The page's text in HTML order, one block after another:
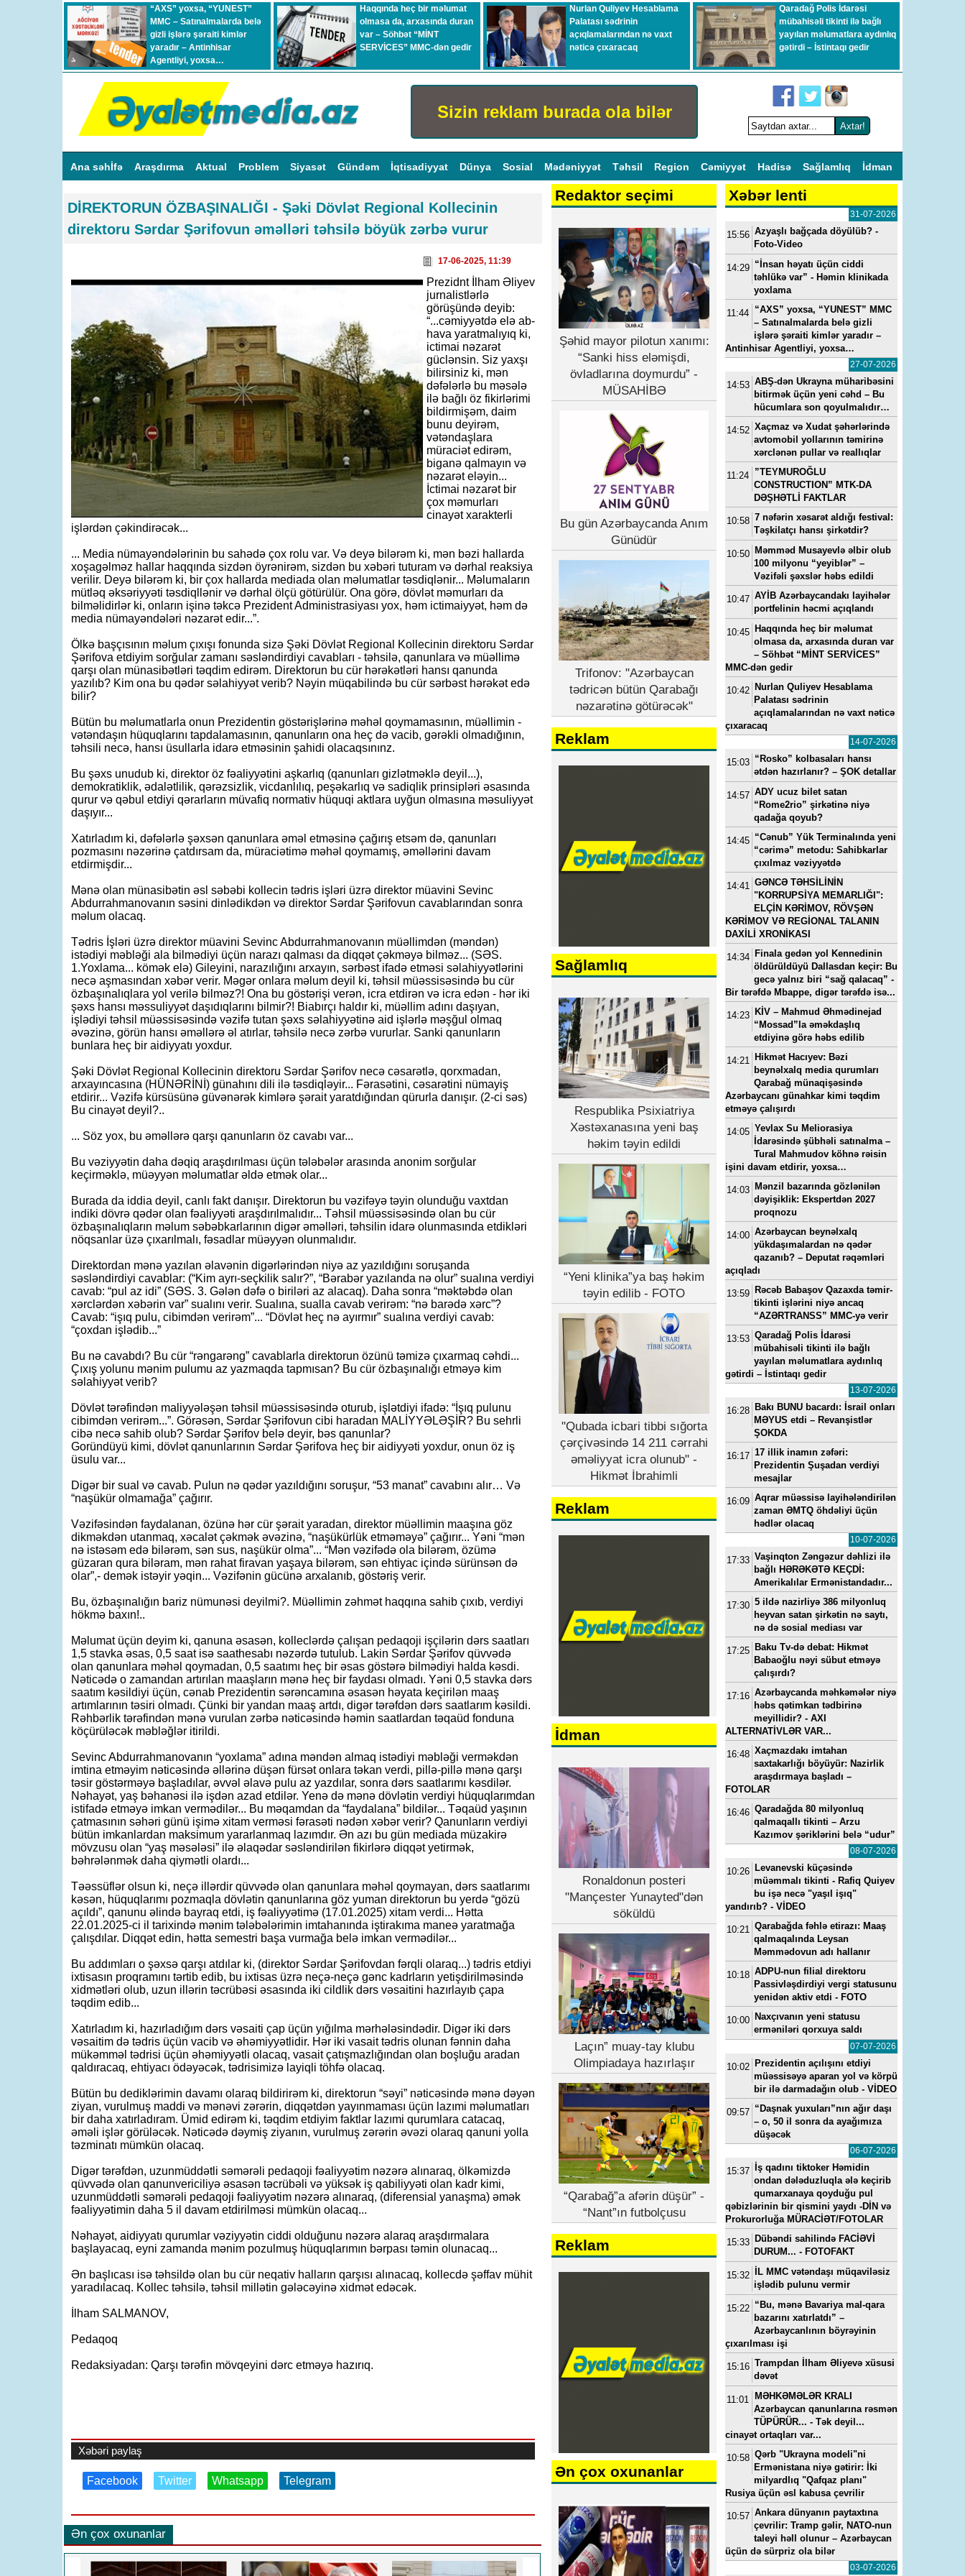
“AXS” yoxsa, “YUNEST”
MMC – Satınalmalarda belə
gizli işlərə şəraiti kimlər
yaradır – Antinhisar
Agentliyi, yoxsa…
Haqqında heç bir məlumat
olmasa da, arxasında duran
var – Söhbət “MİNT
SERVİCES” MMC-dən gedir
Nurlan Quliyev Hesablama
Palatası sədrinin
açıqlamalarından nə vaxt
nəticə çıxaracaq
Qaradağ Polis İdarəsi
mübahisəli tikinti ilə bağlı
yayılan məlumatlara aydınlıq
gətirdi – İstintaqı gedir
Sizin reklam burada ola bilər
Ana səhİfə Araşdırma Aktual Problem Siyasət Gündəm İqtisadiyyat Dünya Sosial Mədəniyyət Təhsil Region Cəmiyyət Hadisə Sağlamlıq İdman
DİREKTORUN ÖZBAŞINALIĞI - Şəki Dövlət Regional Kollecinin
direktoru Sərdar Şərifovun əməlləri təhsilə böyük zərbə vurur
17-06-2025, 11:39
Prezidnt İlham Əliyev
jurnalistlərlə
görüşündə deyib:
“...cəmiyyətdə elə ab-
hava yaratmalıyıq ki,
ictimai nəzarət
güclənsin. Siz yaxşı
bilirsiniz ki, mən
dəfələrlə bu məsələ
ilə bağlı öz fikirlərimi
bildirmişəm, daim
bunu deyirəm,
vətəndaşlara
müraciət edirəm,
biganə qalmayın və
nəzarət eləyin...
İctimai nəzarət bir
çox məmurları
cinayət xarakterli
işlərdən çəkindirəcək...
... Media nümayəndələrinin bu sahədə çox rolu var. Və deyə bilərəm ki, mən bəzi hallarda
xoşagəlməz hallar haqqında sizdən öyrənirəm, sizdən bu xəbəri tuturam və dərhal reaksiya
verilir. Deyə bilərəm ki, bir çox hallarda mediada olan məlumatlar təsdiqlənir... Məlumaların
mütləq əksəriyyəti təsdiqllənir və dərhal ölçü götürülür. Ona görə, dövlət məmurları da
bilməlidirlər ki, onların işinə təkcə Prezident Administrasiyası yox, həm ictimaiyyət, həm də
media nümayəndələri nəzarət edir...”.
Ölkə başçısının məlum çıxışı fonunda sizə Şəki Dövlət Regional Kollecinin direktoru Sərdar
Şərifova etdiyim sorğular zamanı səsləndirdiyi cavabları - təhsilə, qanunlara və müəllimə
qarşı olan münasibətləri təqdim edirəm. Direktorun bu cür hərəkətləri hansı qanunda
yazılıb? Kim ona bu qədər səlahiyyət verib? Nəyin müqabilində bu cür sərbəst hərəkət edə
bilir?
Bütün bu məlumatlarla onun Prezidentin göstərişlərinə məhəl qoymamasının, müəllimin -
vətəndaşın hüquqlarını tapdalamasının, qanunların ona heç də vacib, gərəkli olmadığının,
təhsili necə, hansı üsullarla idarə etməsinin şahidi olacaqsınınz.
Bu şəxs unudub ki, direktor öz fəaliyyətini aşkarlıq (qanunları gizlətməklə deyil...),
demokratiklik, ədalətlilik, qərəzsizlik, vicdanlılıq, peşəkarlıq və sadiqlik prinsipləri əsasında
qurur və qəbul etdiyi qərarların müvafiq normativ hüquqi aktlara uyğun olmasına məsuliyyət
daşıyır...
Xatırladım ki, dəfələrlə şəxsən qanunlara əməl etməsinə çağırış etsəm də, qanunları
pozmasını nəzərinə çatdırsam da, müraciətimə məhəl qoymamış, əməllərini davam
etdirmişdir...
Mənə olan münasibətin əsl səbəbi kollecin tədris işləri üzrə direktor müavini Sevinc
Abdurrahmanovanın səsini dinlədikdən və direktor Sərdar Şərifovun cavablarından sonra
məlum olacaq.
Tədris İşləri üzrə direktor müavini Sevinc Abdurrahmanovanın müəllimdən (məndən)
istədiyi məbləği ala bilmədiyi üçün narazı qalması da diqqət çəkməyə bilməz... (SƏS.
1.Yoxlama... kömək elə) Gileyini, narazılığını arxayın, sərbəst ifadə etməsi səlahiyyətlərini
necə aşmasından xəbər verir. Məgər onlara məlum deyil ki, təhsil müəssisəsində bu cür
özbaşınalıqlara yol verilə bilməz?! Ona bu göstərişi verən, icra etdirən və icra edən - hər iki
şəxs hansı məssuliyyət daşıdıqlarını bilmir?! Biabırçı haldır ki, müəllim adını daşıyan,
işlədiyi təhsil müəssisəsində vəzifə tutan şəxs səlahiyyətinə aid işlərlə məşğul olmaq
əvəzinə, görün hansı əməllərə əl atırlar, təhsilə necə zərbə vururlar. Sanki qanunların
bunlara heç bir aidiyyatı yoxdur.
Şəki Dövlət Regional Kollecinin direktoru Sərdar Şərifov necə cəsarətlə, qorxmadan,
arxayıncasına (HÜNƏRİNİ) günahını dili ilə təsdiqləyir... Fərasətini, cəsarətini nümayiş
etdirir... Vəzifə kürsüsünə güvənərək kimlərə şərait yaratdığından qürurla danışır. (2-ci səs)
Bu cinayət deyil?..
... Söz yox, bu əməllərə qarşı qanunların öz cavabı var...
Bu vəziyyətin daha dəqiq araşdırılması üçün tələbələr arasında anonim sorğular
keçirməklə, müəyyən məlumatlar əldə etmək olar...
Burada da iddia deyil, canlı fakt danışır. Direktorun bu vəzifəyə təyin olunduğu vaxtdan
indiki dövrə qədər olan fəaliyyəti araşdırılmalıdır... Təhsil müəssisəsində olan bu cür
özbaşınalıqların məlum səbəbkarlarının digər əməlləri, təhsilin idarə olunmasında etdikləri
nöqsanlar üzə çıxarılmalı, fəsadlar müəyyən olunmalıdır.
Direktordan mənə yazılan əlavənin digərlərindən niyə az yazıldığını soruşanda
səsləndirdiyi cavablar: (“Kim ayrı-seçkilik salır?”, “Bərabər yazılanda nə olur” sualına verdiyi
cavab: “pul az idi” (SƏS. 3. Gələn dəfə o biriləri az alacaq). Daha sonra “məktəbdə olan
xərclərdən xəbərin var” sualını verir. Sualına, sualla cavab verirəm: “nə barədə xərc”?
Cavab: “işıq pulu, cibimdən verirəm”... “Dövlət heç nə ayırmır” sualına verdiyi cavab:
“çoxdan işlədib...”
Bu nə cavabdı? Bu cür “rəngarəng” cavablarla direktorun özünü təmizə çıxarmaq cəhdi...
Çıxış yolunu mənim pulumu az yazmaqda tapmısan? Bu cür özbaşınalığı etməyə kim
səlahiyyət verib?
Dövlət tərəfindən maliyyələşən təhsil müəssisəsində oturub, işlətdiyi ifadə: “İşıq pulunu
cibimdən verirəm...”. Görəsən, Sərdar Şərifovun cibi haradan MALİYYƏLƏŞİR? Bu sehrli
cibə necə sahib olub? Sərdar Şərifov belə deyir, bəs qanunlar?
Goründüyü kimi, dövlət qanunlarının Sərdar Şərifova heç bir aidiyyəti yoxdur, onun öz iş
üsulu var...
Digər bir sual və cavab. Pulun nə qədər yazıldığını soruşur, “53 manat” cavabını alır… Və
“naşükür olmamağa” çağırır.
Vəzifəsindən faydalanan, özünə hər cür şərait yaradan, direktor müəllimin maaşına göz
dikməkdən utanmaq, xəcalət çəkmək əvəzinə, “naşükürlük etməməyə” çağırır... Yəni “mən
nə istəsəm edə bilərəm, sən sus, naşükür olma”... “Mən vəzifədə ola bilərəm, özümə
güzaran qura biləram, mən rahat firavan yaşaya bilərəm, sən ehtiyac içində sürünsən də
olar”,- demək istəyir yəqin... Vəzifənin gücünə arxalanıb, göstəriş verir.
Bu, özbaşınalığın bariz nümunəsi deyilmi?. Müəllimin zəhmət haqqına sahib çıxıb, verdiyi
hökmə baxın!..
Məlumat üçün deyim ki, qanuna əsasən, kolleclərdə çalışan pedaqoji işçilərin dərs saatları
1,5 stavka əsas, 0,5 saat isə saathesabı nəzərdə tutulub. Lakin Sərdar Şərifov qüvvədə
olan qanunlara məhəl qoymadan, 0,5 saatımı heç bir əsas göstərə bilmədiyi halda kəsdi.
Nəticədə o zamandan artırılan maaşların mənə heç bir faydası olmadı. Yəni 0,5 stavka dərs
saatım kəsildiyi üçün, cənab Prezidentin sərəncamına əsasən həyata keçirilən maaş
artımlarının təsiri olmadı. Çünki bir yandan maaş artdı, digər tərəfdən dərs saatlarım kəsildi.
Rəhbərlik tərəfindən mənə vurulan zərbə nəticəsində həmin saatlardan təqaüd fonduna
köçürüləcək məbləğlər itirildi.
Sevinc Abdurrahmanovanın “yoxlama” adına məndən almaq istədiyi məbləği verməkdən
imtina etməyim nəticəsində əllərinə düşən fürsət onlara təkan verdi, pillə-pillə mənə qarşı
təsir göstərməyə başladılar, əvvəl əlavə pulu az yazdılar, sonra dərs saatlarımı kəsdilər.
Nəhayət, yaş bəhanəsi ilə işdən azad etdilər. Yenə də mənə dövlətin verdiyi hüquqlarımdan
istifadə etməyə imkan vermədilər... Bu məqamdan da “faydalana” bildilər... Təqaüd yaşının
çatmasının səhəri günü işimə xitam verməsi fərasəti nədən xəbər verir? Qanunların verdiyi
bütün imkanlardan maksimum yararlanmaq lazımdır. Ən azı bu gün mediada müzakirə
mövzusu olan “yaş məsələsi” ilə əlaqədar səsləndirilən fikirlərə diqqət yetirmək,
bəhrələnmək daha qiymətli olardı...
Təəssüflər olsun ki, neçə illərdir qüvvədə olan qanunlara məhəl qoymayan, dərs saatlarımı
kəsən, hüquqlarımı pozmaqla dövlətin qanunlarına göz yuman direktorun bu yerdə “gözü
açıldı”, qanunu əlində bayraq etdi, iş fəaliyyətimə (17.01.2025) xitam verdi... Hətta
22.01.2025-ci il tarixində mənim tələbələrimin imtahanında iştirakıma maneə yaratmağa
çalışdılar. Diqqət edin, hətta semestri başa vurmağa belə imkan vermədilər...
Bu addımları o şəxsə qarşı atdılar ki, (direktor Sərdar Şərifovdan fərqli olaraq...) tədris etdiyi
ixtisasın proqramını tərtib edib, bu ixtisas üzrə neçə-neçə gənc kadrların yetişdirilməsində
xidmətləri olub, uzun illərin təcrübəsi əsasında iki cildlik dərs vəsaitini hazırlayıb çapa
təqdim edib...
Xatırladım ki, hazırladığım dərs vəsaiti çap üçün yığılma mərhələsindədir. Digər iki dərs
vəsaitim də tədris üçün vacib və əhəmiyyətlidir. Hər iki vasait tədris olunan fənnin daha
mükəmməl tədrisi üçün əhəmiyyətli olacaq, vasait çatışmazlığından olan boşluğu aradan
qaldıracaq, ehtiyacı ödəyəcək, tədrisimizə layiqli töhfə olacaq.
Bütün bu dediklərimin davamı olaraq bildirirəm ki, direktorun “səyi” nəticəsində mənə dəyən
ziyan, vurulmuş maddi və mənəvi zərərin, diqqətdən yayınmaması üçün lazımi məlumatları
bir daha xatırladıram. Ümid edirəm ki, təqdim etdiyim faktlar lazımi qurumlara catacaq,
əməli işlər görüləcək. Nəticədə dəymiş ziyanın, vurulmuş zərərin əvəzi olaraq qanuni yolla
təzminatı mümkün olacaq.
Digər tərəfdən, uzunmüddətli səmərəli pedaqoji fəaliyyətim nəzərə alınaraq, ölkəmizdə
qüvvədə olan qanunvericiliyə əsasən təcrübəli və yüksək iş qabiliyyəti olan kadr kimi,
uzunmüddətli səmərəli pedaqoji fəaliyyətim nəzərə alınaraq, (diferensial yanaşma) əmək
fəaliyyətimin daha 5 il davam etdirilməsi mümkün olacaq...
Nəhayət, aidiyyatı qurumlar vəziyyətin ciddi olduğunu nəzərə alaraq araşdırmalara
başlayacaq, eyni zamanda mənim pozulmuş hüquqlarımın bərpası təmin olunacaq...
Ən başlıcası isə təhsildə olan bu cür neqativ halların qarşısı alınacaq, kollecdə şəffav mühit
yaradılacaq. Kollec təhsilə, təhsil millətin gələcəyinə xidmət edəcək.
İlham SALMANOV,
Pedaqoq
Redaksiyadan: Qarşı tərəfin mövqeyini dərc etməyə hazırıq.
Xəbəri paylaş
Facebook Twitter Whatsapp Telegram
Ən çox oxunanlar
Redaktor seçimi
Şəhid mayor pilotun xanımı:
“Sanki hiss eləmişdi,
övladlarına doymurdu” -
MÜSAHİBƏ
Bu gün Azərbaycanda Anım
Günüdür
Trifonov: "Azərbaycan
tədricən bütün Qarabağı
nəzarətinə götürəcək"
Reklam
Sağlamlıq
Respublika Psixiatriya
Xəstəxanasına yeni baş
həkim təyin edildi
“Yeni klinika”ya baş həkim
təyin edilib - FOTO
"Qubada icbari tibbi sığorta
çərçivəsində 14 211 cərrahi
əməliyyat icra olunub" -
Hikmət İbrahimli
Reklam
İdman
Ronaldonun posteri
"Mançester Yunayted"dən
söküldü
Laçın” muay-tay klubu
Olimpiadaya hazırlaşır
“Qarabağ”a afərin düşür” -
“Nant”ın futbolçusu
Reklam
Ən çox oxunanlar
Xəbər lenti
31-07-2026
15:56 Azyaşlı bağçada döyülüb? -
Foto-Video
14:29 “İnsan həyatı üçün ciddi
təhlükə var” - Həmin klinikada
yoxlama
11:44 “AXS” yoxsa, “YUNEST” MMC
– Satınalmalarda belə gizli
işlərə şəraiti kimlər yaradır –
Antinhisar Agentliyi, yoxsa…
27-07-2026
14:53 ABŞ-dən Ukrayna müharibəsini
bitirmək üçün yeni cəhd – Bu
hücumlara son qoyulmalıdır…
14:52 Xaçmaz və Xudat şəhərlərində
avtomobil yollarının təmirinə
xərclənən pullar və reallıqlar
11:24 ”TEYMUROĞLU
CONSTRUCTION” MTK-DA
DƏŞHƏTLİ FAKTLAR
10:58 7 nəfərin xəsarət aldığı festival:
Təşkilatçı hansı şirkətdir?
10:50 Məmməd Musayevlə əlbir olub
100 milyonu “yeyiblər” –
Vəzifəli şəxslər həbs edildi
10:47 AYİB Azərbaycandakı layihələr
portfelinin həcmi açıqlandı
10:45 Haqqında heç bir məlumat
olmasa da, arxasında duran var
– Söhbət “MİNT SERVİCES”
MMC-dən gedir
10:42 Nurlan Quliyev Hesablama
Palatası sədrinin
açıqlamalarından nə vaxt nəticə
çıxaracaq
14-07-2026
15:03 “Rosko” kolbasaları hansı
ətdən hazırlanır? – ŞOK detallar
14:57 ADY ucuz bilet satan
“Rome2rio” şirkətinə niyə
qadağa qoyub?
14:45 “Cənub” Yük Terminalında yeni
“cərimə” metodu: Sahibkarlar
çıxılmaz vəziyyətdə
14:41 GƏNCƏ TƏHSİLİNİN
"KORRUPSİYA MEMARLIĞI":
ELÇİN KƏRİMOV, RÖVŞƏN
KƏRİMOV VƏ REGİONAL TALANIN
DAXİLİ XRONİKASI
14:34 Finala gedən yol Kennedinin
öldürüldüyü Dallasdan keçir: Bu
gecə yalnız biri “sağ qalacaq” -
Bir tərəfdə Mbappe, digər tərəfdə isə...
14:23 KİV – Mahmud Əhmədinejad
“Mossad”la əməkdaşlıq
etdiyinə görə həbs edilib
14:21 Hikmət Hacıyev: Bəzi
beynəlxalq media qurumları
Qarabağ münaqişəsində
Azərbaycanı günahkar kimi təqdim
etməyə çalışırdı
14:05 Yevlax Su Meliorasiya
İdarəsində şübhəli satınalma –
Tural Mahmudov köhnə rəisin
işini davam etdirir, yoxsa…
14:03 Mənzil bazarında gözlənilən
dəyişiklik: Ekspertdən 2027
proqnozu
14:00 Azərbaycan beynəlxalq
yükdaşımalardan nə qədər
qazanıb? – Deputat rəqəmləri
açıqladı
13:59 Rəcəb Babaşov Qazaxda təmir-
tikinti işlərini niyə ancaq
“AZƏRTRANSS” MMC-yə verir
13:53 Qaradağ Polis İdarəsi
mübahisəli tikinti ilə bağlı
yayılan məlumatlara aydınlıq
gətirdi – İstintaqı gedir
13-07-2026
16:28 Bakı BUNU bacardı: İsrail onları
MƏYUS etdi – Revanşistlər
ŞOKDA
16:17 17 illik inamın zəfəri:
Prezidentin Şuşadan verdiyi
mesajlar
16:09 Aqrar müəssisə layihələndirilən
zaman ƏMTQ öhdəliyi üçün
hədlər olacaq
10-07-2026
17:33 Vaşinqton Zəngəzur dəhlizi ilə
bağlı HƏRƏKƏTƏ KEÇDİ:
Amerikalılar Ermənistandadır...
17:30 5 ildə nazirliyə 386 milyonluq
heyvan satan şirkətin nə saytı,
nə də sosial mediası var
17:25 Baku Tv-də debat: Hikmət
Babaoğlu nəyi sübut etməyə
çalışırdı?
17:16 Azərbaycanda məhkəmələr niyə
həbs qətimkan tədbirinə
meyillidir? - AXI
ALTERNATİVLƏR VAR...
16:48 Xaçmazdakı imtahan
saxtakarlığı böyüyür: Nazirlik
araşdırmaya başladı –
FOTOLAR
16:46 Qaradağda 80 milyonluq
qalmaqallı tikinti – Arzu
Kazımov şəriklərini belə “udur”
08-07-2026
10:26 Levanevski küçəsində
müəmmalı tikinti - Rafiq Quiyev
bu işə necə "yaşıl işıq"
yandırıb? - VİDEO
10:21 Qarabağda fəhlə etirazı: Maaş
qalmaqalında Leysan
Məmmədovun adı hallanır
10:18 ADPU-nun filial direktoru
Passivləşdirdiyi vergi statusunu
yenidən aktiv etdi - FOTO
10:00 Naxçıvanın yeni statusu
erməniləri qorxuya saldı
07-07-2026
10:02 Prezidentin açılışını etdiyi
müəssisəyə aparan yol və körpü
bir ilə darmadağın olub - VİDEO
09:57 “Daşnak yuxuları”nın ağır daşı
– o, 50 il sonra da ayağımıza
düşəcək
06-07-2026
15:37
İş qadını tiktoker Həmidin
ondan dələduzluqla ələ keçirib
qumarxanaya qoyduğu pul
qəbizlərinin bir qismini yaydı -DİN və
Prokurorluğa MÜRACİƏT/FOTOLAR
15:33 Dübəndi sahilində FACİƏVİ
DURUM... - FOTOFAKT
15:32
İL MMC vətəndaşı müqaviləsiz
işlədib pulunu vermir
15:22 “Bu, mənə Bavariya mal-qara
bazarını xatırlatdı” –
Azərbaycanlının böyrəyinin
çıxarılması işi
15:16 Trampdan İlham Əliyevə xüsusi
dəvət
11:01
MƏHKƏMƏLƏR KRALI
Azərbaycan qanunlarına rəsmən
TÜPÜRÜR... - Tək deyil...
cinayət ortaqları var...
10:58 Qərb "Ukrayna modeli"ni
Ermənistana niyə gətirir: İki
milyardlıq "Qafqaz planı"
Rusiya üçün əsl kabusa çevrilir
10:57 Ankara dünyanın paytaxtına
çevrilir: Tramp gəlir, NATO-nun
taleyi həll olunur – Azərbaycan
üçün də sürpriz ola bilər
03-07-2026